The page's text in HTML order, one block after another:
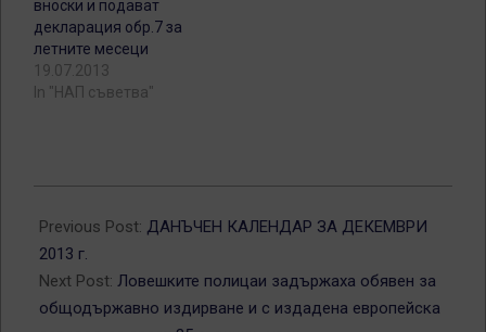
вноски и подават
декларация обр.7 за
летните месеци
19.07.2013
In "НАП съветва"
12-
06
Previous Post: ДАНЪЧЕН КАЛЕНДАР ЗА ДЕКЕМВРИ
2013 г.
Next Post: Ловешките полицаи задържаха обявен за
общодържавно издирване и с издадена европейска